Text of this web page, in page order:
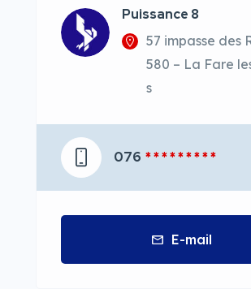
Puissance 8
57 impasse des
580 – La Fare
s
076 * * * * * * * * *
E-mail